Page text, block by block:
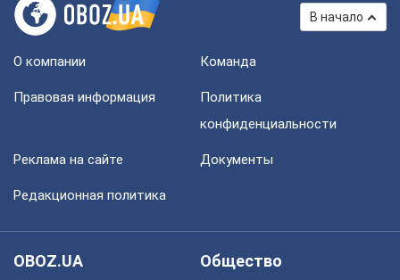
В начало
О компании Команда
Правовая информация
Политика
конфиденциальности
Реклама на сайте Документы
Редакционная политика
OBOZ.UA
Общество